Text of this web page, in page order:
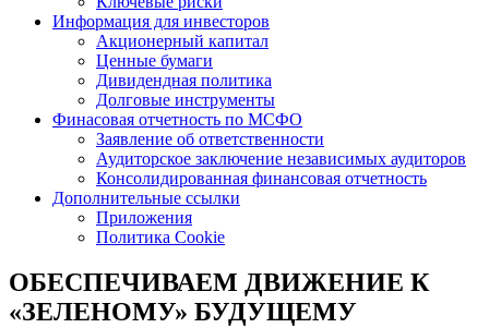
Информация для инвесторов
Акционерный капитал
Ценные бумаги
Дивидендная политика
Долговые инструменты
Финасовая отчетность по МСФО
Заявление об ответственности
Аудиторское заключение независимых аудиторов
Консолидированная финансовая отчетность
Дополнительные ссылки
Приложения
Политика Cookie
ОБЕСПЕЧИВАЕМ ДВИЖЕНИЕ К
«ЗЕЛЕНОМУ» БУДУЩЕМУ